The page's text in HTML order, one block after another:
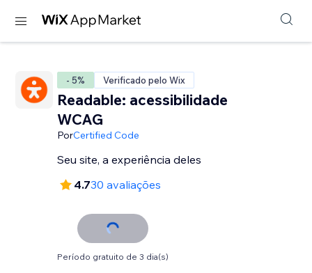
- 5% Verificado pelo Wix
Readable: acessibilidade
WCAG
PorCertified Code
Seu site, a experiência deles
4.730 avaliações
Período gratuito de 3 dia(s)